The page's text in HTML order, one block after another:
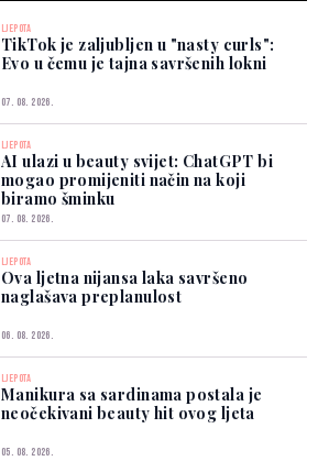
LJEPOTA
TikTok je zaljubljen u "nasty curls":
Evo u čemu je tajna savršenih lokni
07. 08. 2026.
LJEPOTA
AI ulazi u beauty svijet: ChatGPT bi
mogao promijeniti način na koji
biramo šminku
07. 08. 2026.
LJEPOTA
Ova ljetna nijansa laka savršeno
naglašava preplanulost
06. 08. 2026.
LJEPOTA
Manikura sa sardinama postala je
neočekivani beauty hit ovog ljeta
05. 08. 2026.